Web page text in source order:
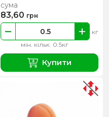
мін. кільк. 0.5кг
кг
сума
83,60 грн
Купити